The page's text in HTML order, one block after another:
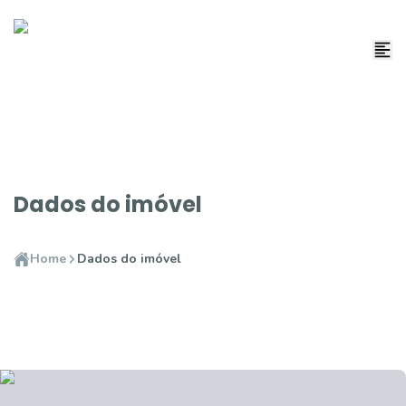
Dados do imóvel
Home Dados do imóvel